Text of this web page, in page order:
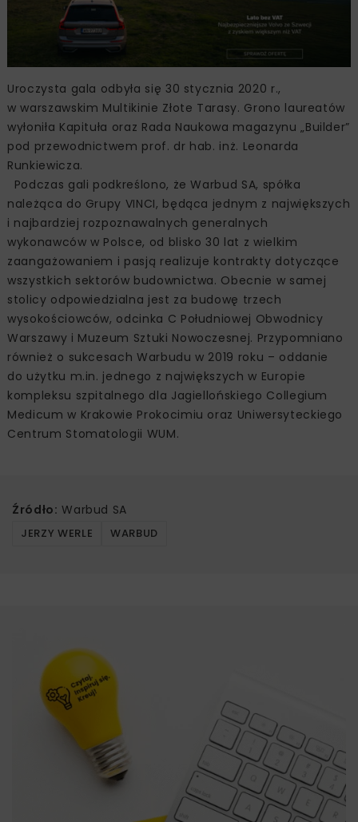
Uroczysta gala odbyła się 30 stycznia 2020 r.,
w warszawskim Multikinie Złote Tarasy. Grono laureatów
wyłoniła Kapituła oraz Rada Naukowa magazynu „Builder”
pod przewodnictwem prof. dr hab. inż. Leonarda
Runkiewicza.
Podczas gali podkreślono, że Warbud SA, spółka
należąca do Grupy VINCI, będąca jednym z największych
i najbardziej rozpoznawalnych generalnych
wykonawców w Polsce, od blisko 30 lat z wielkim
zaangażowaniem i pasją realizuje kontrakty dotyczące
wszystkich sektorów budownictwa. Obecnie w samej
stolicy odpowiedzialna jest za budowę trzech
wysokościowców, odcinka C Południowej Obwodnicy
Warszawy i Muzeum Sztuki Nowoczesnej. Przypomniano
również o sukcesach Warbudu w 2019 roku – oddanie
do użytku m.in. jednego z największych w Europie
kompleksu szpitalnego dla Jagiellońskiego Collegium
Medicum w Krakowie Prokocimiu oraz Uniwersyteckiego
Centrum Stomatologii WUM.
Źródło: Warbud SA
JERZY WERLE WARBUD